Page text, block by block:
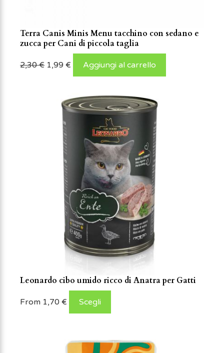
Terra Canis Minis Menu tacchino con sedano e
zucca per Cani di piccola taglia
2,30€ 1,99 € Aggiungi al carrello
Leonardo cibo umido ricco di Anatra per Gatti
From 1,70 € Scegli